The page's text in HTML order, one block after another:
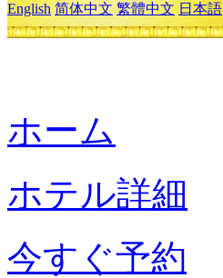
English 简体中文 繁體中文 日本語
ホーム
ホテル詳細
今すぐ予約